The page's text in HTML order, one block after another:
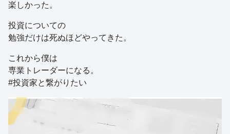
楽しかった。
投資についての
勉強だけは死ぬほどやってきた。
これから僕は
専業トレーダーになる。
#投資家と繋がりたい